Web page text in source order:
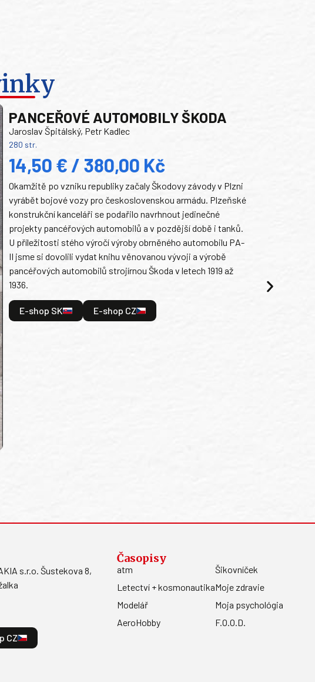
PANCEŘOVÉ AUTOMOBILY ŠKODA
Jaroslav Špitálský, Petr Kadlec
280 str.
14,50 € / 380,00 Kč
Okamžitě po vzniku republiky začaly Škodovy závody v Plzni
vyrábět bojové vozy pro československou armádu. Plzeňské
konstrukční kanceláři se podařilo navrhnout jedinečné
projekty pancéřových automobilů a v pozdější době i tanků.
U příležitosti stého výročí výroby obrněného automobilu PA-
II jsme si dovolili vydat knihu věnovanou vývoji a výrobě
pancéřových automobilů strojírnou Škoda v letech 1919 až
1936.
E-shop SK E-shop CZ
s.r.o. Šustekova 8,
CZ
Časopisy
atm
Letectví + kosmonautika
Modelář
AeroHobby
Šikovníček
Moje zdravie
Moja psychológia
F.O.O.D.